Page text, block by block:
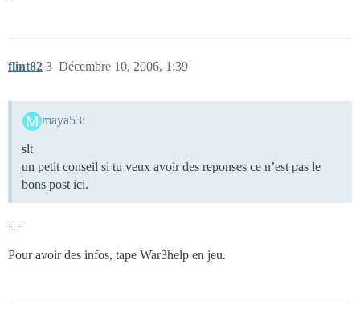
flint82 Décembre 10, 2006, 1:39
3
maya53:
slt
un petit conseil si tu veux avoir des reponses ce n’est pas le
bons post ici.
-_-
Pour avoir des infos, tape War3help en jeu.